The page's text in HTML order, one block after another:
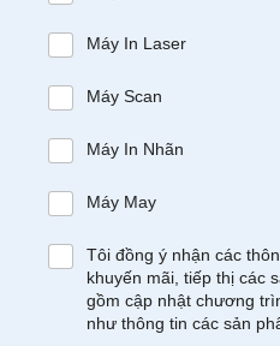
Máy In Laser
Máy Scan
Máy In Nhãn
Máy May
Tôi đồng ý nhận các
khuyến mãi, tiếp thị các
gồm cập nhật chương
như thông tin các sản